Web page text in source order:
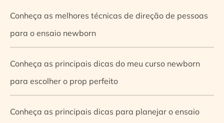
Conheça as melhores técnicas de direção de pessoas
para o ensaio newborn
Conheça as principais dicas do meu curso newborn
para escolher o prop perfeito
Conheça as principais dicas para planejar o ensaio